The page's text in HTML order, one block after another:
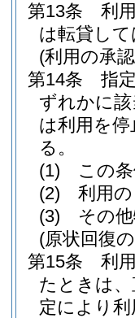
第13条
利
は転貸し
(利用の承
第14条
指
ずれかに
は利用を
る。
(1)
この
(2)
利用
(3)
その
(原状回復
第15条
利
たときは
定により